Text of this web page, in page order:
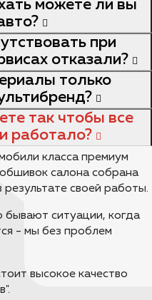
можете ли вы
при
отказали?
только
так чтобы все
работало?
класса премиум
салона собрана
своей работы.
ситуации, когда
- мы без проблем
высокое качество